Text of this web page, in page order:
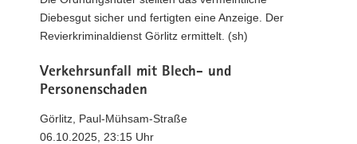
Diebesgut sicher und fertigten eine Anzeige. Der
Revierkriminaldienst Görlitz ermittelt. (sh)
Verkehrsunfall mit Blech- und
Personenschaden
Görlitz, Paul-Mühsam-Straße
06.10.2025, 23:15 Uhr